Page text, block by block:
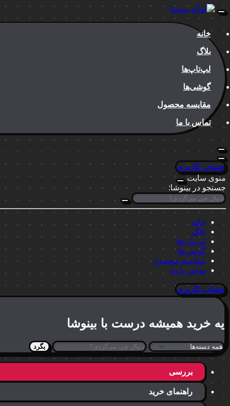
خانه
بلاگ
لپ‌تاپ‌ها
گوشی‌ها
مقایسه محصول
تماس با ما
حساب کاربری
منوی سایت
جستجو در بینوشا:
خانه
بلاگ
لپ‌تاپ‌ها
گوشی‌ها
مقایسه محصول
تماس با ما
حساب کاربری
یه خرید همیشه درست با بینوشا
بگرد
بررسی
راهنمای خرید